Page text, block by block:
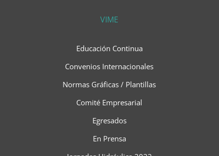
VIME
Educación Continua
Convenios Internacionales
Normas Gráficas / Plantillas
Comité Empresarial
Egresados
En Prensa